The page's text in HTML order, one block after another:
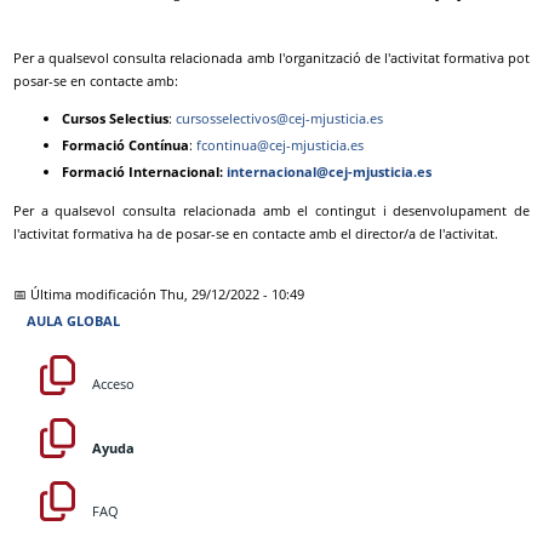
Per a qualsevol consulta relacionada amb l'organització de l'activitat formativa pot
posar-se en contacte amb:
Cursos Selectius: cursosselectivos@cej-mjusticia.es
Formació Contínua: fcontinua@cej-mjusticia.es
Formació Internacional: internacional@cej-mjusticia.es
Per a qualsevol consulta relacionada amb el contingut i desenvolupament de
l'activitat formativa ha de posar-se en contacte amb el director/a de l'activitat.
📅 Última modificación Thu, 29/12/2022 - 10:49
AULA GLOBAL
Acceso
Ayuda
FAQ